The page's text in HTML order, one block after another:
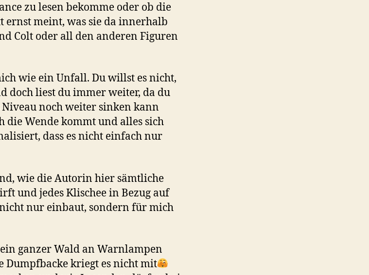
zu lesen bekomme oder ob die
ernst meint, was sie da innerhalb
Colt oder all den anderen Figuren
wie ein Unfall. Du willst es nicht,
doch liest du immer weiter, da du
noch weiter sinken kann
die Wende kommt und alles sich
dass es nicht einfach nur
wie die Autorin hier sämtliche
und jedes Klischee in Bezug auf
nur einbaut, sondern für mich
ganzer Wald an Warnlampen
Dumpfbacke kriegt es nicht mit